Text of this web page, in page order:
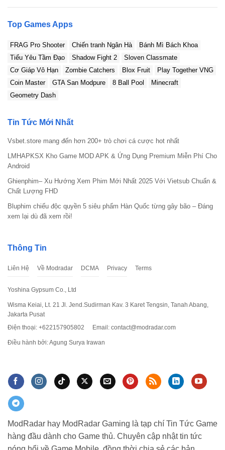
xe, có thể thử thêm các game như
Những game này cũng mang đến cho bạn những trải nghiệm đua
xe mạo hiểm và thú vị.
Xtreme Motorbikes Mod Apk 1.3 (Xe Độ) có hỗ trợ tải
miễn phí hay không?
Android bao nhiêu?
Top Games Apps
FRAG Pro Shooter Chiến tranh Ngân Hà
Bánh Mì Bách Khoa
Tiểu Yêu Tầm Đạo
Shadow Fight 2
Sloven Classmate
Cơ Giáp Vô Hạn
Zombie Catchers Blox Fruit
Play Together VNG
Coin Master
GTA San Modpure 8 Ball Pool
Minecraft
Geometry Dash
Tin Tức Mới Nhất
Vsbet.store mang đến hơn 200+ trò chơi cá cược hot nhất
LMHAPKSX Kho Game MOD APK & Ứng Dụng Premium Miễn Phí Cho
Android
Ghienphim– Xu Hướng Xem Phim Mới Nhất 2025 Với Vietsub Chuẩn &
Chất Lượng FHD
Bluphim chiếu độc quyền 5 siêu phẩm Hàn Quốc từng gây bão – Đáng
xem lại dù đã xem rồi!
Thông Tin
Liên Hệ Về Modradar DCMA Privacy Terms
Yoshina Gypsum Co., Ltd
Wisma Keiai, Lt. 21 Jl. Jend.Sudirman Kav. 3 Karet Tengsin, Tanah Abang,
Jakarta Pusat
Điện thoại: +622157905802
Email: contact@modradar.com
Điều hành bởi: Agung Surya Irawan
ModRadar hay ModRadar Gaming là tạp chí Tin Tức Game
hàng đầu dành cho Game thủ. Chuyên cập nhật tin tức